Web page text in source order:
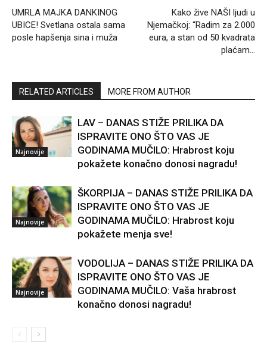
UMRLA MAJKA DANKINOG
UBICE! Svetlana ostala sama
posle hapšenja sina i muža
Kako žive NAŠI ljudi u
Njemačkoj: “Radim za 2.000
eura, a stan od 50 kvadrata
plaćam…
RELATED ARTICLES MORE FROM AUTHOR
Najnovije
LAV – DANAS STIŽE PRILIKA DA
ISPRAVITE ONO ŠTO VAS JE
GODINAMA MUČILO: Hrabrost koju
pokažete konačno donosi nagradu!
Najnovije
ŠKORPIJA – DANAS STIŽE PRILIKA DA
ISPRAVITE ONO ŠTO VAS JE
GODINAMA MUČILO: Hrabrost koju
pokažete menja sve!
Najnovije
VODOLIJA – DANAS STIŽE PRILIKA DA
ISPRAVITE ONO ŠTO VAS JE
GODINAMA MUČILO: Vaša hrabrost
konačno donosi nagradu!